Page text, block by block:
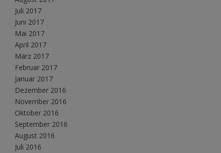
Juli 2017
Juni 2017
Mai 2017
April 2017
März 2017
Februar 2017
Januar 2017
Dezember 2016
November 2016
Oktober 2016
September 2016
August 2016
Juli 2016